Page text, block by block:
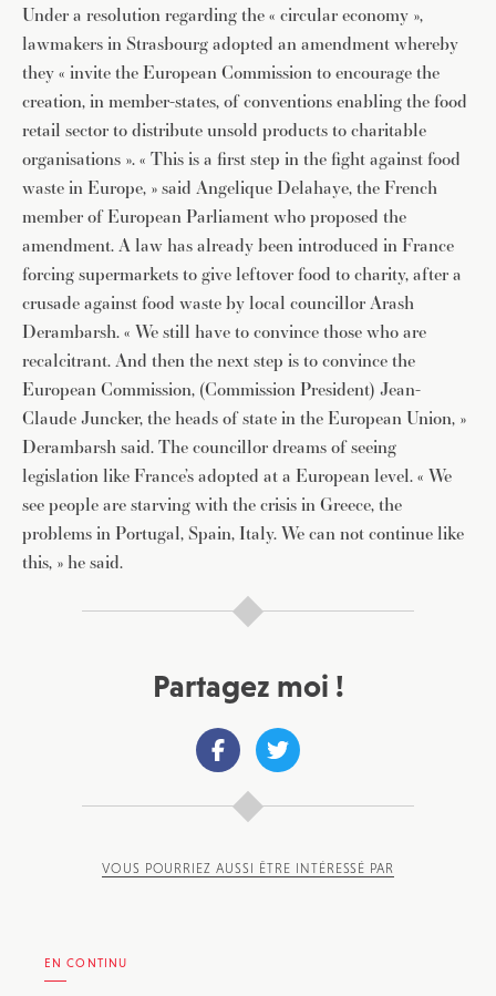
Under a resolution regarding the « circular economy »,
lawmakers in Strasbourg adopted an amendment whereby
they « invite the European Commission to encourage the
creation, in member-states, of conventions enabling the food
retail sector to distribute unsold products to charitable
organisations ». « This is a first step in the fight against food
waste in Europe, » said Angelique Delahaye, the French
member of European Parliament who proposed the
amendment. A law has already been introduced in France
forcing supermarkets to give leftover food to charity, after a
crusade against food waste by local councillor Arash
Derambarsh. « We still have to convince those who are
recalcitrant. And then the next step is to convince the
European Commission, (Commission President) Jean-
Claude Juncker, the heads of state in the European Union, »
Derambarsh said. The councillor dreams of seeing
legislation like France’s adopted at a European level. « We
see people are starving with the crisis in Greece, the
problems in Portugal, Spain, Italy. We can not continue like
this, » he said.
Partagez moi !
VOUS POURRIEZ AUSSI ÊTRE INTÉRESSÉ PAR
EN CONTINU